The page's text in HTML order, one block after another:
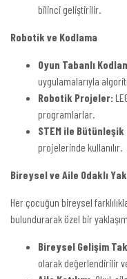
bilinci geliştirilir.
Robotik ve Kodlama
Oyun Tabanlı
uygulamalarıyla
Robotik Projeler:
programlarlar.
STEM ile Bütünleşik
projelerinde kullanılır.
Bireysel ve Aile Odaklı
Her çocuğun bireysel
bulundurarak özel bir
Bireysel Gelişim
olarak değerlendirilir